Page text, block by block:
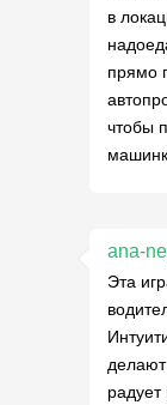
в
прямо
чтобы
ana-
Эта